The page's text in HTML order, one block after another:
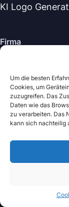
Um die besten
Cookies, um
zuzugreifen. Das
Daten wie das
zu verarbeiten. Das
kann sich nachteilig
KI Logo
Firma
Kontaktiere uns